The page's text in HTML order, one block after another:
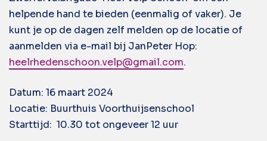
helpende hand te bieden (eenmalig of vaker). Je
kunt je op de dagen zelf melden op de locatie of
aanmelden via e-mail bij JanPeter Hop:
heelrhedenschoon.velp@gmail.com.
Datum: 16 maart 2024
Locatie: Buurthuis Voorthuijsenschool
Starttijd: 10.30 tot ongeveer 12 uur